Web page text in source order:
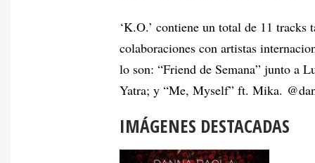
‘K.O.’ contiene un total de 11 tracks
colaboraciones con artistas
lo son: “Friend de Semana” junto a
Yatra; y “Me, Myself” ft. Mika.
IMÁGENES DESTACADAS